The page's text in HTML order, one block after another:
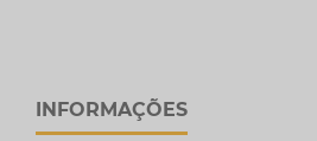
INFORMAÇÕES